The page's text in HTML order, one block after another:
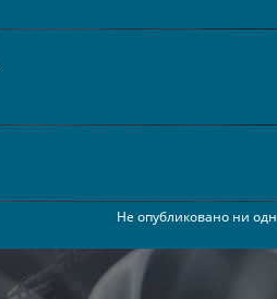
Не опубликовано ни